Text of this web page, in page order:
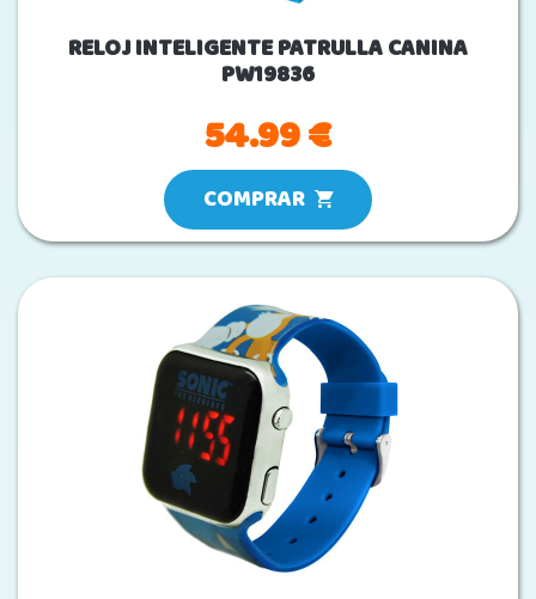
RELOJ INTELIGENTE PATRULLA CANINA
PW19836
54.99 €
COMPRAR